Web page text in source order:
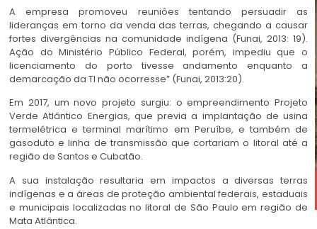
A empresa promoveu reuniões tentando persuadir as
lideranças em torno da venda das terras, chegando a causar
fortes divergências na comunidade indígena (Funai, 2013: 19).
Ação do Ministério Público Federal, porém, impediu que o
licenciamento do porto tivesse andamento enquanto a
demarcação da TI não ocorresse” (Funai, 2013:20).
Em 2017, um novo projeto surgiu: o empreendimento Projeto
Verde Atlântico Energias, que previa a implantação de usina
termelétrica e terminal marítimo em Peruíbe, e também de
gasoduto e linha de transmissão que cortariam o litoral até a
região de Santos e Cubatão.
A sua instalação resultaria em impactos a diversas terras
indígenas e a áreas de proteção ambiental federais, estaduais
e municipais localizadas no litoral de São Paulo em região de
Mata Atlântica.